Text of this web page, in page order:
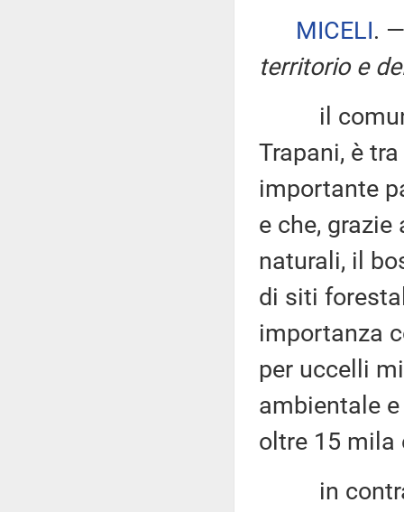
MICELI.
territorio e
il comune
Trapani, è
importante
e che,
naturali, il
di siti
importanza
per uccelli
ambientale
oltre 15 mila
in